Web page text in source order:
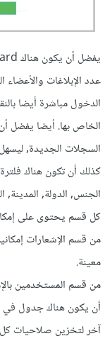
عدد الإبلاغات والأعضاء
الدخول مباشرة أيضا
الخاص بها. أيضا يفضل أن
السجلات الجديدة,
كذلك أن تكون هناك
الجنس, الدولة, المدينة,
كل قسم يحتوى على
من قسم الإشعارات
معينة.
من قسم المستخدمين
أن يكون هناك جدول في